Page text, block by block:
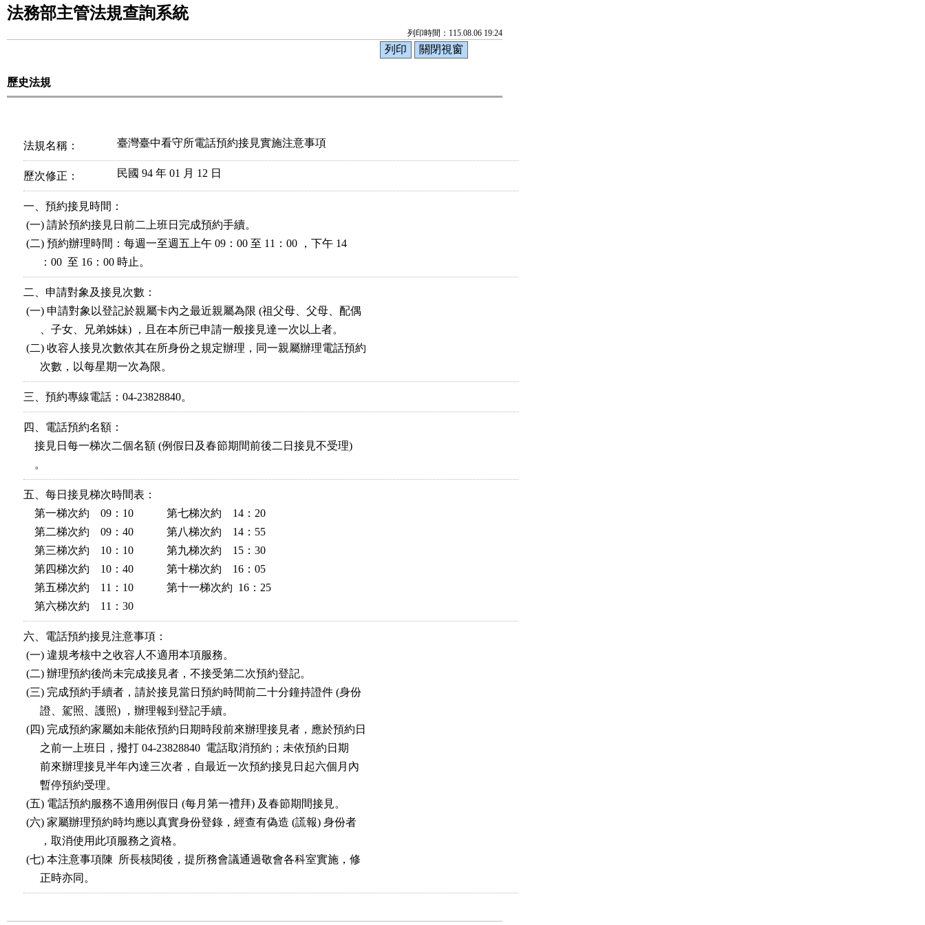
法務部主管法規查詢系統
列印時間：115.08.06 19:24
歷史法規
法規名稱： 臺灣臺中看守所電話預約接見實施注意事項
歷次修正： 民國 94 年 01 月 12 日
一、預約接見時間：
(一) 請於預約接見日前二上班日完成預約手續。
(二) 預約辦理時間：每週一至週五上午 09：00 至 11：00 ，下午 14
      ：00  至 16：00 時止。
二、申請對象及接見次數：
(一) 申請對象以登記於親屬卡內之最近親屬為限 (祖父母、父母、配偶
      、子女、兄弟姊妹) ，且在本所已申請一般接見達一次以上者。
(二) 收容人接見次數依其在所身份之規定辦理，同一親屬辦理電話預約
      次數，以每星期一次為限。
三、預約專線電話：04-23828840。
四、電話預約名額：
    接見日每一梯次二個名額 (例假日及春節期間前後二日接見不受理)
    。
五、每日接見梯次時間表：
    第一梯次約    09：10            第七梯次約    14：20
    第二梯次約    09：40            第八梯次約    14：55
    第三梯次約    10：10            第九梯次約    15：30
    第四梯次約    10：40            第十梯次約    16：05
    第五梯次約    11：10            第十一梯次約  16：25
    第六梯次約    11：30
六、電話預約接見注意事項：
(一) 違規考核中之收容人不適用本項服務。
(二) 辦理預約後尚未完成接見者，不接受第二次預約登記。
(三) 完成預約手續者，請於接見當日預約時間前二十分鐘持證件 (身份
      證、駕照、護照) ，辦理報到登記手續。
(四) 完成預約家屬如未能依預約日期時段前來辦理接見者，應於預約日
      之前一上班日，撥打 04-23828840  電話取消預約；未依預約日期
      前來辦理接見半年內達三次者，自最近一次預約接見日起六個月內
      暫停預約受理。
(五) 電話預約服務不適用例假日 (每月第一禮拜) 及春節期間接見。
(六) 家屬辦理預約時均應以真實身份登錄，經查有偽造 (謊報) 身份者
      ，取消使用此項服務之資格。
(七) 本注意事項陳  所長核閱後，提所務會議通過敬會各科室實施，修
      正時亦同。